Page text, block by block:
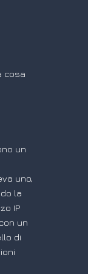
cosa
un
uno,
la
IP
un
di